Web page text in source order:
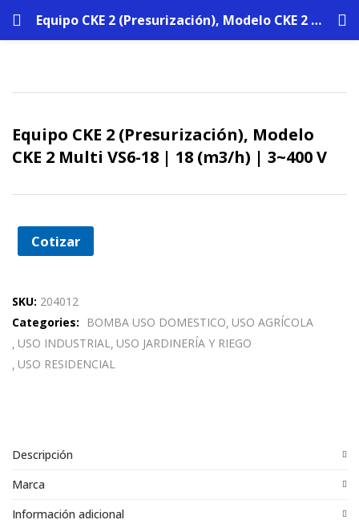
Equipo CKE 2 (Presurización), Modelo CKE 2 Multi VS6-18 | 18 (m3/h) | 3~400 V
Equipo CKE 2 (Presurización), Modelo
CKE 2 Multi VS6-18 | 18 (m3/h) | 3~400 V
Cotizar
SKU: 204012
Categories:
BOMBA USO DOMESTICO USO AGRÍCOLA
USO INDUSTRIAL USO JARDINERÍA Y RIEGO
USO RESIDENCIAL
Descripción
Marca
Información adicional